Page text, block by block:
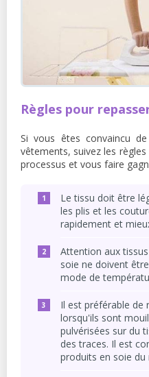
Règles pour
Si vous êtes convaincu
vêtements, suivez les
processus et vous faire
Le tissu doit être
les plis et les
rapidement et
Attention aux
soie ne doivent
mode de
Il est préférable de
lorsqu'ils sont
pulvérisées sur du
des traces. Il est
produits en soie du